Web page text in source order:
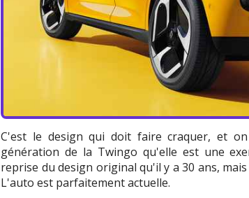
C'est le design qui doit faire craquer, et
génération de la Twingo qu'elle est une
reprise du design original qu'il y a 30 ans,
L'auto est parfaitement actuelle.